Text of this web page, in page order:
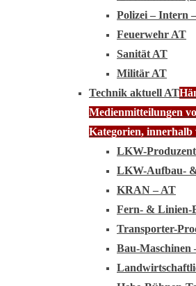
Polizei – Intern
Feuerwehr AT
Sanität AT
Militär AT
Technik aktuell AT
Medienmitteilungen
Kategorien, innerhalb
LKW-
LKW-Aufbau-
KRAN – AT
Fern- & Linien-
Transporter-
Bau-Maschinen